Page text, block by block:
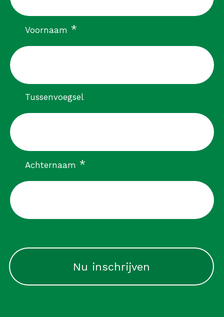
Voornaam *verplicht
Tussenvoegsel
Achternaam *verplicht